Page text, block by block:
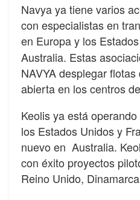
Navya ya tiene varios
con especialistas en
en Europa y los
Australia. Estas
NAVYA desplegar
abierta en los centros
Keolis ya está
los Estados Unidos y
nuevo en Australia.
con éxito proyectos
Reino Unido,